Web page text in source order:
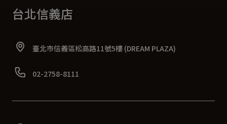
台北信義店
臺北市信義區松高路11號5樓 (DREAM PLAZA)
02-2758-8111